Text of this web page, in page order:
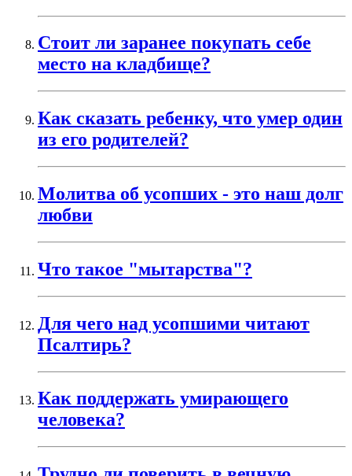
Стоит ли заранее покупать себе
место на кладбище?
Как сказать ребенку, что умер один
из его родителей?
Молитва об усопших - это наш долг
любви
Что такое "мытарства"?
Для чего над усопшими читают
Псалтирь?
Как поддержать умирающего
человека?